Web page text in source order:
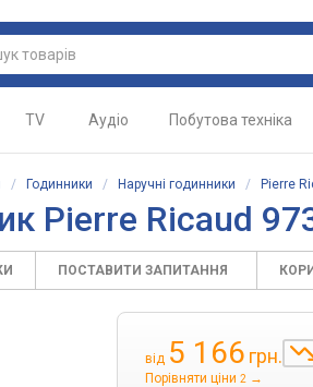
TV Аудіо Побутова техніка
/ Годинники / Наручні годинники / Pierre
Pierre Ricaud
ПОСТАВИТИ ЗАПИТАННЯ
від 5 166 грн.
Порівняти ціни 2 →